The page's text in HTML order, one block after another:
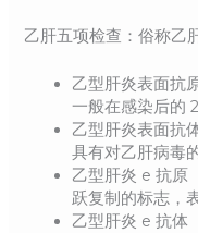
乙肝五项检查：俗称乙
乙型肝炎表面抗
一般在感染后的
乙型肝炎表面抗
具有对乙肝病毒
乙型肝炎 e 抗原
跃复制的标志，
乙型肝炎 e 抗体